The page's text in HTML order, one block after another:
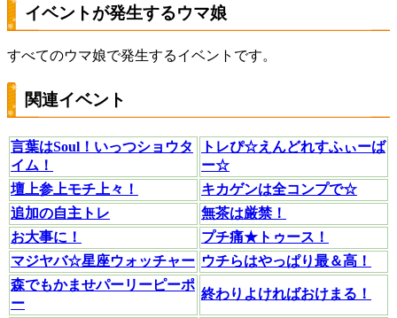
イベントが発生するウマ娘
すべてのウマ娘で発生するイベントです。
関連イベント
言葉はSoul！いっつショウタ
イム！
トレぴ☆えんどれすふぃーば
ー☆
壇上参上モチ上々！
キカゲンは全コンプで☆
追加の自主トレ
無茶は厳禁！
お大事に！
プチ痛★トゥース！
マジヤバ☆星座ウォッチャー ウチらはやっぱり最＆高！
森でもかませパーリーピーポ
ー
終わりよければおけまる！